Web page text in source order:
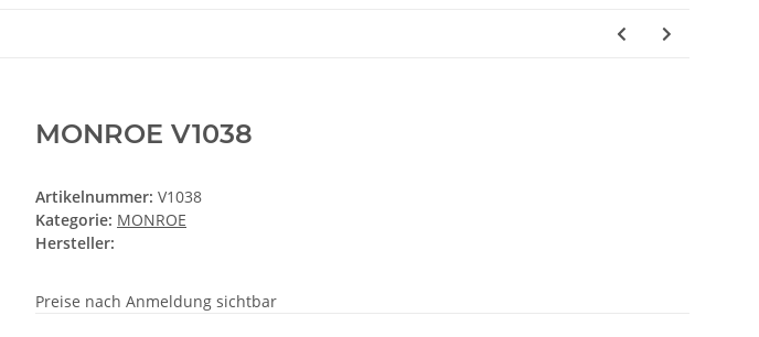
MONROE V1038
Artikelnummer: V1038
Kategorie: MONROE
Hersteller:
Preise nach Anmeldung sichtbar